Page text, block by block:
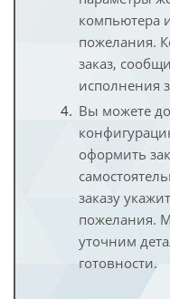
компьютера
пожелания.
заказ,
исполнения
Вы можете
оформить
заказу
пожелания.
уточним
готовности.